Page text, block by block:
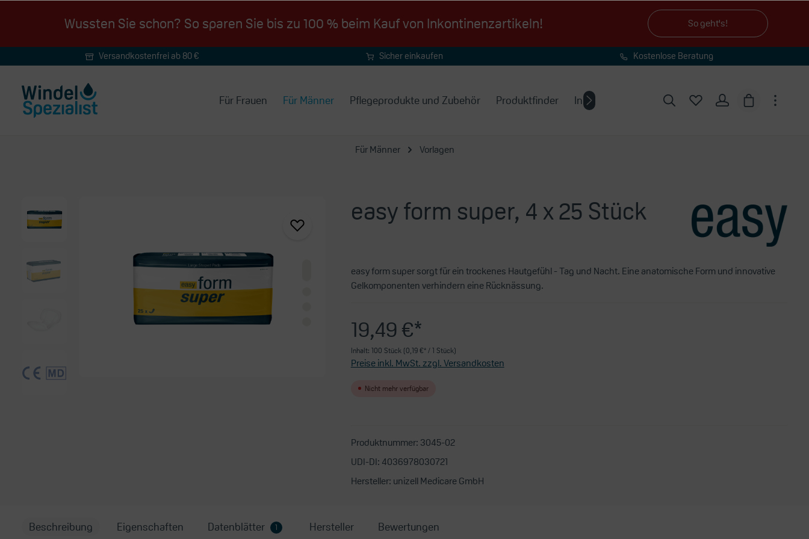
Wussten Sie schon? So sparen Sie bis zu 100 % beim Kauf von Inkontinenzartikeln! So geht's!
Versandkostenfrei ab 80 €
Sicher einkaufen
Kostenlose Beratung
Für Frauen Für Männer Pflegeprodukte und Zubehör Produktfinder Inkontinenzratgeber
Für Männer Vorlagen
easy form super, 4 x 25 Stück
easy form super sorgt für ein trockenes Hautgefühl - Tag und Nacht. Eine anatomische Form und innovative
Gelkomponenten verhindern eine Rücknässung.
19,49 €*
Inhalt: 100 Stück (0,19 €* / 1 Stück)
Preise inkl. MwSt. zzgl. Versandkosten
Nicht mehr verfügbar
Produktnummer: 3045-02
UDI-DI: 4036978030721
Hersteller: unizell Medicare GmbH
Beschreibung Eigenschaften Datenblätter 1 Hersteller Bewertungen